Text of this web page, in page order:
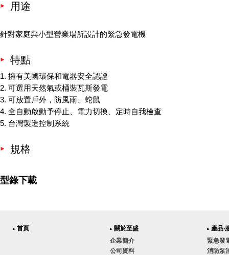
用途
針對家庭與小型營業場所設計的緊急發電機
特點
1. 擁有美國環保和電器安全認證
2. 可選用天然氣或桶裝瓦斯發電
3. 可放置戶外，防風雨、蛇鼠
4. 全自動啟動予停止、電力切換、定時自我檢查
5. 台灣製造控制系統
規格
型錄下載
首頁
關於至盛
企業簡介
公司資料
產品‧
緊急發
消防泵